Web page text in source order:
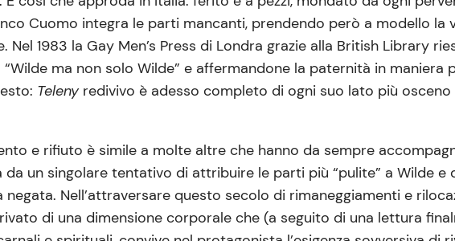
Cuomo integra le parti mancanti, prendendo però a modello
1983 la Gay Men’s Press di Londra grazie alla British Library
ma non solo Wilde” e affermandone la paternità in maniera
Telenyredivivo è adesso completo di ogni suo lato più
e rifiuto è simile a molte altre che hanno da sempre
un singolare tentativo di attribuire le parti più “pulite” a Wilde e
Nell’attraversare questo secolo di rimaneggiamenti e
di una dimensione corporale che (a seguito di una lettura